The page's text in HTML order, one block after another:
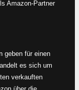
Amazon-Partner
geben für einen
es sich um
verkauften